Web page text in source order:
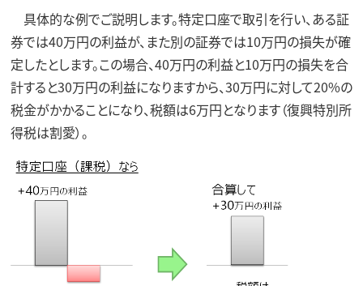
具体的な例でご説明します。特定口座で取引を行い、ある証
券では40万円の利益が、また別の証券では10万円の損失が確
定したとします。この場合、40万円の利益と10万円の損失を合
計すると30万円の利益になりますから、30万円に対して20%の
税金がかかることになり、税額は6万円となります（復興特別所
得税は割愛）。